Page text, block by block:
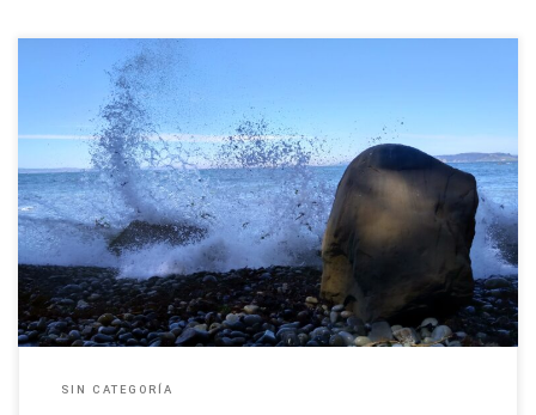
Leonardo Yévenes Vega y Javiera Álvarez Vargas obtuvieron a fines de junio
de 2025 sus grados de magíster en Geofísica, de la Universidad de
Concepción, tras aprobar sus tesis respectivas en exámenes públicos
realizados en nuestro Departamento. En tanto, en enero de este mismo
año, lo alcanzaron también Valentina Inzunza […]
SIN CATEGORÍA